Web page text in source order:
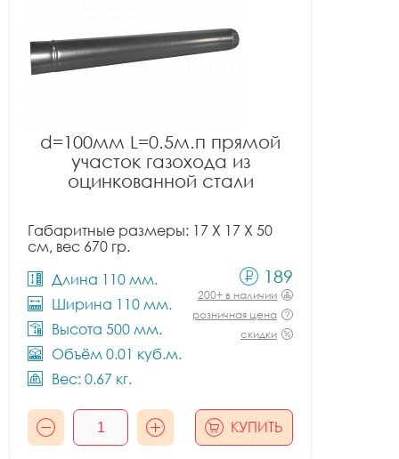
d=100мм L=0.5м.п прямой
участок газохода из
оцинкованной стали
Габаритные размеры: 17 X 17 X 50
см, вес 670 гр.
Длина 110 мм.
Ширина 110 мм.
Высота 500 мм.
Объём 0.01 куб.м.
Вес: 0.67 кг.
189
200+ в наличии
розничная цена
скидки
КУПИТЬ